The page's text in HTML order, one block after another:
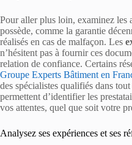
Pour aller plus loin, examinez les
possède, comme la garantie
réalisés en cas de malfaçon. Les
n’hésitent pas à fournir ces
relation de confiance. Certains
Groupe Experts Bâtiment en
des spécialistes qualifiés dans
permettent d’identifier les
vos attentes, quel que soit votre
Analysez ses expériences et ses